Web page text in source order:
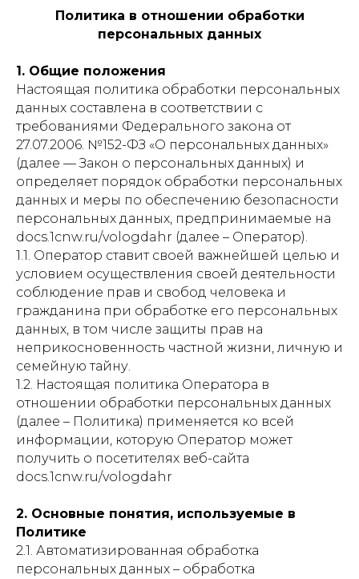
Политика в отношении обработки
персональных данных
1. Общие положения
Настоящая политика обработки персональных
данных составлена в соответствии с
требованиями Федерального закона от
27.07.2006. №152-ФЗ «О персональных данных»
(далее — Закон о персональных данных) и
определяет порядок обработки персональных
данных и меры по обеспечению безопасности
персональных данных, предпринимаемые на
docs.1cnw.ru/vologdahr (далее – Оператор).
1.1. Оператор ставит своей важнейшей целью и
условием осуществления своей деятельности
соблюдение прав и свобод человека и
гражданина при обработке его персональных
данных, в том числе защиты прав на
неприкосновенность частной жизни, личную и
семейную тайну.
1.2. Настоящая политика Оператора в
отношении обработки персональных данных
(далее – Политика) применяется ко всей
информации, которую Оператор может
получить о посетителях веб-сайта
docs.1cnw.ru/vologdahr
2. Основные понятия, используемые в
Политике
2.1. Автоматизированная обработка
персональных данных – обработка